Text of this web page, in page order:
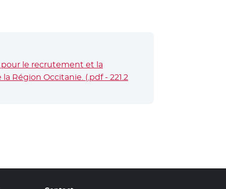
le recrutement et la
Région Occitanie. (.pdf - 221.2